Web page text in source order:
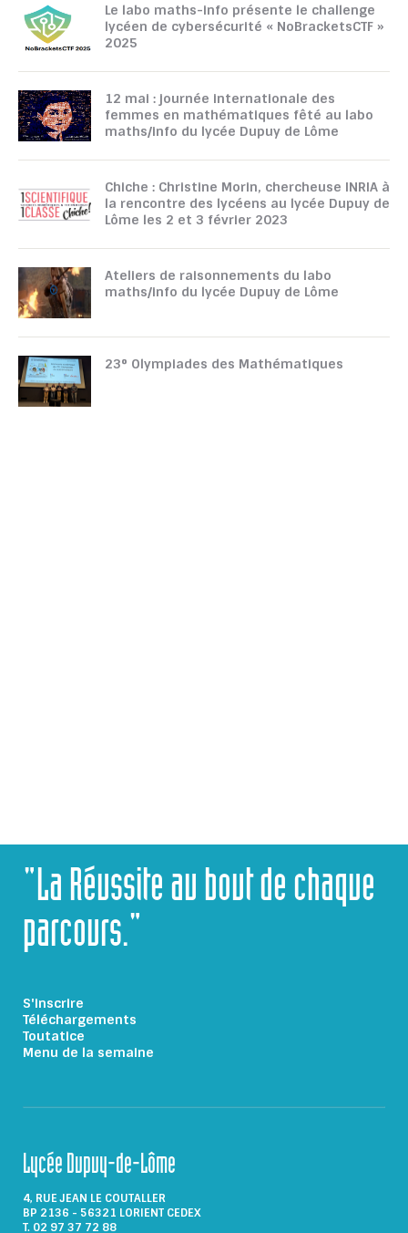
Le labo maths-info présente le challenge
lycéen de cybersécurité « NoBracketsCTF »
2025
12 mai : journée internationale des
femmes en mathématiques fêté au labo
maths/info du lycée Dupuy de Lôme
Chiche : Christine Morin, chercheuse INRIA à
la rencontre des lycéens au lycée Dupuy de
Lôme les 2 et 3 février 2023
Ateliers de raisonnements du labo
maths/info du lycée Dupuy de Lôme
23° Olympiades des Mathématiques
"La Réussite au bout de chaque
parcours."
S'inscrire
Téléchargements
Toutatice
Menu de la semaine
Lycée Dupuy-de-Lôme
4, RUE JEAN LE COUTALLER
BP 2136 - 56321 LORIENT CEDEX
T. 02 97 37 72 88